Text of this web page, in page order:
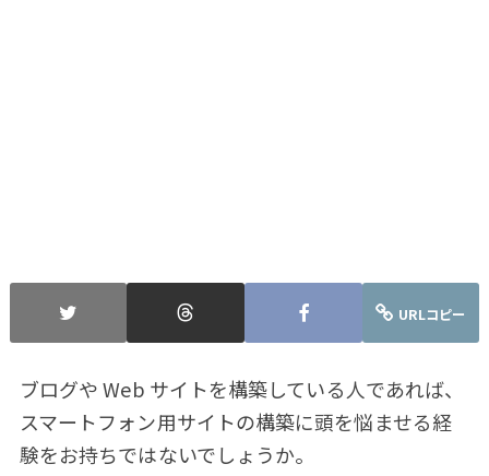
URLコピー
ブログや Web サイトを構築している人であれば、
スマートフォン用サイトの構築に頭を悩ませる経
験をお持ちではないでしょうか。